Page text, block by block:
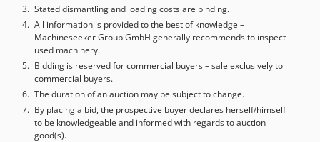
στο απόθεμά μας και συνεργαζόμαστε με τις μάρκες KUKA,
ABB, FANUC και Motoman. Προσφέρουμε επίσης υπηρεσίες
προσαρμοσμένης μηχανολογικής μελέτης και σχεδιασμού για
τις συγκεκριμένες ανάγκες παραγωγής σας.
Stated dismantling and loading costs are binding.
All information is provided to the best of knowledge –
Machineseeker Group GmbH generally recommends to inspect
used machinery.
Bidding is reserved for commercial buyers – sale exclusively to
commercial buyers.
The duration of an auction may be subject to change.
By placing a bid, the prospective buyer declares herself/himself
to be knowledgeable and informed with regards to auction
good(s).